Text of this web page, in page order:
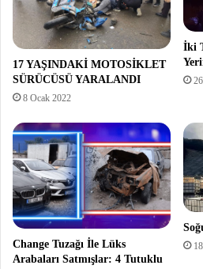
17 YAŞINDAKİ MOTOSİKLET
SÜRÜCÜSÜ YARALANDI
8 Ocak 2022
İki
Change Tuzağı İle Lüks
Arabaları Satmışlar: 4 Tutuklu